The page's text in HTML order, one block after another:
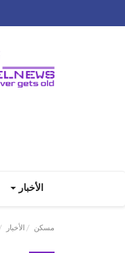
الأخبار
مسكن الأخبار